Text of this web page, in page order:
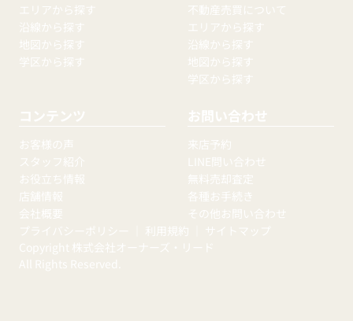
エリアから探す
沿線から探す
地図から探す
学区から探す
不動産売買について
エリアから探す
沿線から探す
地図から探す
学区から探す
コンテンツ
お客様の声
スタッフ紹介
お役立ち情報
店舗情報
会社概要
お問い合わせ
来店予約
LINE問い合わせ
無料売却査定
各種お手続き
その他お問い合わせ
プライバシーポリシー
利用規約
サイトマップ
Copyright 株式会社オーナーズ・リード
All Rights Reserved.